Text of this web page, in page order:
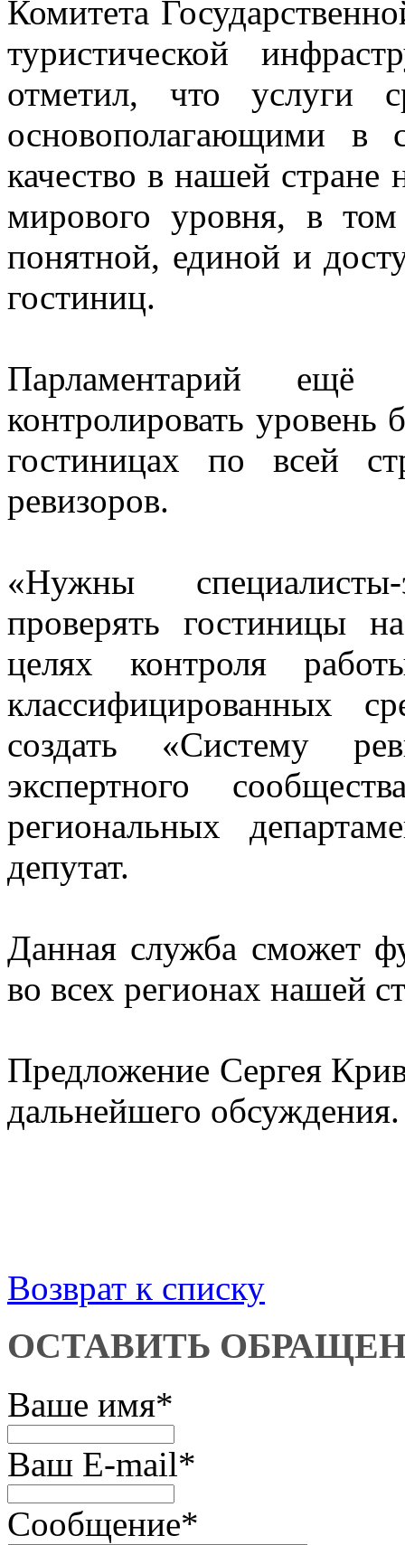
Комитета
туристической
отметил, что услуги
основополагающими в
качество в нашей стране
мирового уровня, в
понятной, единой и
гостиниц.
Парламентарий
контролировать уровень
гостиницах по всей
ревизоров.
«Нужны
проверять гостиницы
целях контроля
классифицированных
создать «Систему
экспертного
региональных
депутат.
Данная служба сможет
во всех регионах нашей
Предложение Сергея
дальнейшего обсуждения.
Возврат к списку
ОСТАВИТЬ
Ваше имя*
Ваш E-mail*
Сообщение*